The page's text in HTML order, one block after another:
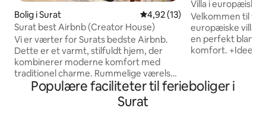
Bolig i Surat 4,92 ud af 5 i gennemsnitlig
4,92 (13)
Surat best Airbnb (Creator House)
Vi er værter for Surats bedste Airbnb.
Dette er et varmt, stilfuldt hjem, der
kombinerer moderne komfort med
traditionel charme. Rummelige værelser,
hyggelig indretning, en fredelig terrasse
og lyse opholdsrum gør det perfekt til
familier, grupper eller arbejdsrejser. Nyd
Villa i europæisk/
faciliteter
Velkommen til
europæiske villa
en perfekt
komfort. +Ideel
moderne
Perfekt til
Populære faciliteter til ferieboliger i
Surat